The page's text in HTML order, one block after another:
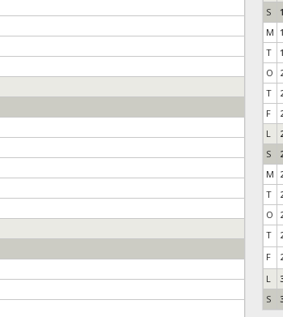
S
M
T
O
T
F
L
S
M
T
O
T
F
L
S